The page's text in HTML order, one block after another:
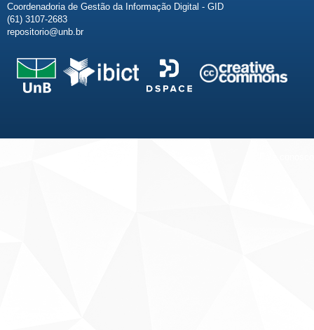
Coordenadoria de Gestão da Informação Digital - GID
(61) 3107-2683
repositorio@unb.br